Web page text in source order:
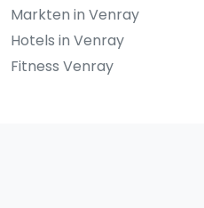
Markten in Venray
Hotels in Venray
Fitness Venray